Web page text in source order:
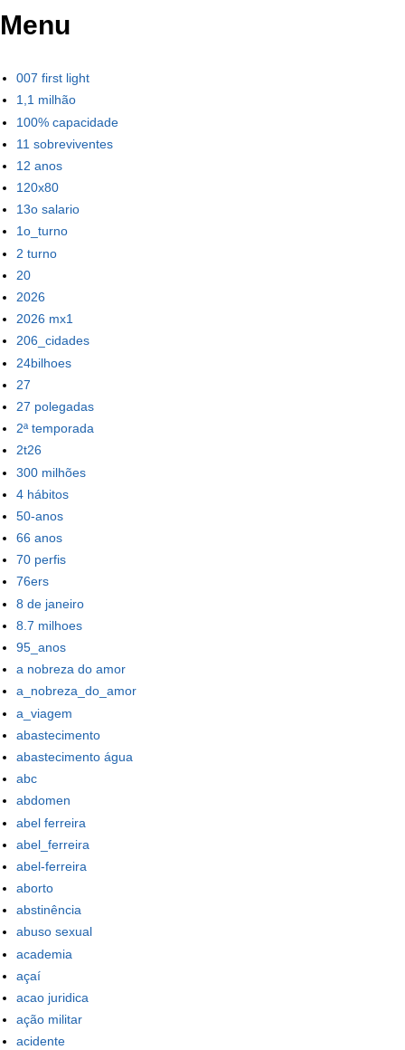
Menu
007 first light
1,1 milhão
100% capacidade
11 sobreviventes
12 anos
120x80
13o salario
1o_turno
2 turno
20
2026
2026 mx1
206_cidades
24bilhoes
27
27 polegadas
2ª temporada
2t26
300 milhões
4 hábitos
50-anos
66 anos
70 perfis
76ers
8 de janeiro
8.7 milhoes
95_anos
a nobreza do amor
a_nobreza_do_amor
a_viagem
abastecimento
abastecimento água
abc
abdomen
abel ferreira
abel_ferreira
abel-ferreira
aborto
abstinência
abuso sexual
academia
açaí
acao juridica
ação militar
acidente